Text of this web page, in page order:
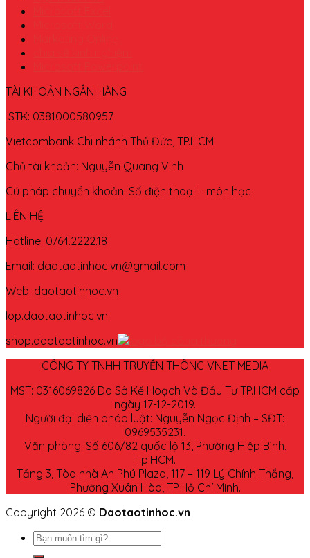
TÀI KHOẢN NGÂN HÀNG
STK: 0381000580957
Vietcombank Chi nhánh Thủ Đức, TP.HCM
Chủ tài khoản: Nguyễn Quang Vinh
Cú pháp chuyển khoản: Số điện thoại – môn học
LIÊN HỆ
Hotline: 0764.2222.18
Email: daotaotinhoc.vn@gmail.com
Web: daotaotinhoc.vn
lop.daotaotinhoc.vn
shop.daotaotinhoc.vn
CÔNG TY TNHH TRUYỀN THÔNG VNET MEDIA
MST: 0316069826 Do Sở Kế Hoạch Và Đầu Tư TP.HCM cấp
ngày 17-12-2019.
Người đại diện pháp luật: Nguyễn Ngọc Định – SĐT:
0969535231.
Văn phòng: Số 606/82 quốc lộ 13, Phường Hiệp Bình,
Tp.HCM.
Tầng 3, Tòa nhà An Phú Plaza, 117 – 119 Lý Chính Thắng,
Phường Xuân Hòa, TP.Hồ Chí Minh.
Copyright 2026 © Daotaotinhoc.vn